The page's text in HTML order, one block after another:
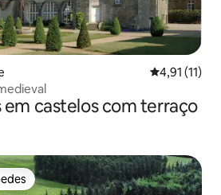
4,91 de uma
4,91 (11)
castelos com terraço
dos hóspedes